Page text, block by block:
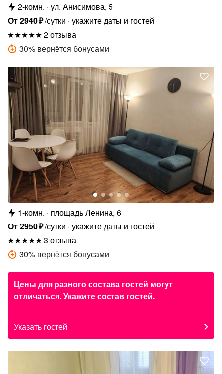
2-комн. ул. Анисимова, 5
От2940₽/сутки укажите даты и гостей
2 отзыва
30% вернётся бонусами
1-комн.
площадь Ленина, 6
От2950₽/сутки укажите даты и гостей
3 отзыва
30% вернётся бонусами
Цены для разного состава гостей могут
отличаться. Укажите состав гостей.
Указать гостей